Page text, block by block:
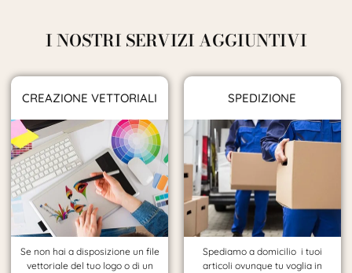
I NOSTRI SERVIZI AGGIUNTIVI
CREAZIONE VETTORIALI
Se non hai a disposizione un file
vettoriale del tuo logo o di un
SPEDIZIONE
Spediamo a domicilio i tuoi
articoli ovunque tu voglia in